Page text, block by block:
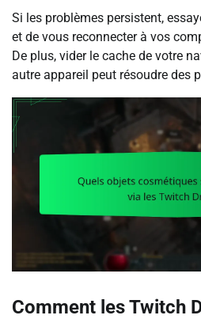
Si les problèmes persistent,
et de vous reconnecter à vos
De plus, vider le cache de votre
autre appareil peut résoudre des
Comment les Twitch